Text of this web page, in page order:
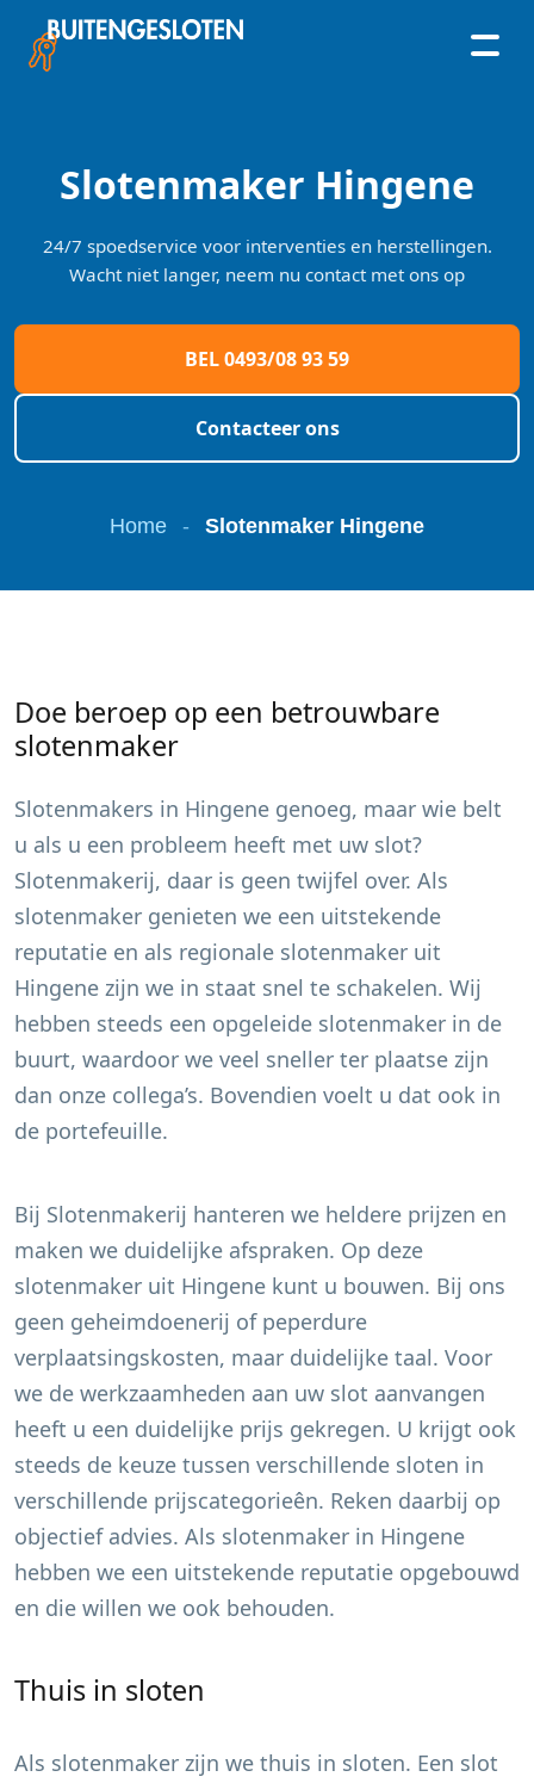
content
Slotenmaker Hingene
24/7 spoedservice voor interventies en herstellingen.
Wacht niet langer, neem nu contact met ons op
BEL 0493/08 93 59
Contacteer ons
Home - Slotenmaker Hingene
Doe beroep op een betrouwbare
slotenmaker
Slotenmakers in Hingene genoeg, maar wie belt
u als u een probleem heeft met uw slot?
Slotenmakerij, daar is geen twijfel over. Als
slotenmaker genieten we een uitstekende
reputatie en als regionale slotenmaker uit
Hingene zijn we in staat snel te schakelen. Wij
hebben steeds een opgeleide slotenmaker in de
buurt, waardoor we veel sneller ter plaatse zijn
dan onze collega’s. Bovendien voelt u dat ook in
de portefeuille.
Bij Slotenmakerij hanteren we heldere prijzen en
maken we duidelijke afspraken. Op deze
slotenmaker uit Hingene kunt u bouwen. Bij ons
geen geheimdoenerij of peperdure
verplaatsingskosten, maar duidelijke taal. Voor
we de werkzaamheden aan uw slot aanvangen
heeft u een duidelijke prijs gekregen. U krijgt ook
steeds de keuze tussen verschillende sloten in
verschillende prijscategorieên. Reken daarbij op
objectief advies. Als slotenmaker in Hingene
hebben we een uitstekende reputatie opgebouwd
en die willen we ook behouden.
Thuis in sloten
Als slotenmaker zijn we thuis in sloten. Een slot